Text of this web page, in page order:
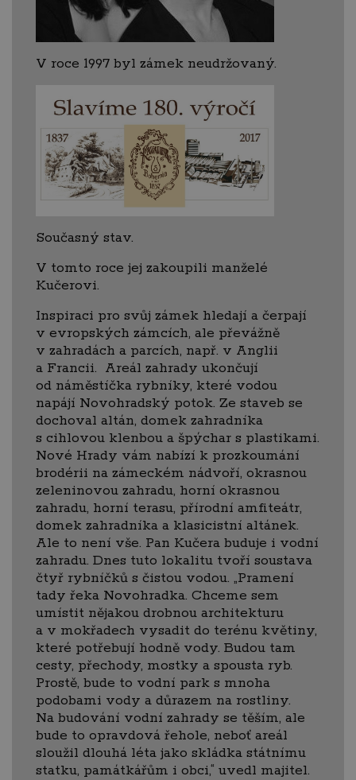
V roce 1997 byl zámek neudržovaný.
Současný stav.
V tomto roce jej zakoupili manželé
Kučerovi.
Inspiraci pro svůj zámek hledají a čerpají
v evropských zámcích, ale převážně
v zahradách a parcích, např. v Anglii
a Francii. Areál zahrady ukončují
od náměstíčka rybníky, které vodou
napájí Novohradský potok. Ze staveb se
dochoval altán, domek zahradníka
s cihlovou klenbou a špýchar s plastikami.
Nové Hrady vám nabízí k prozkoumání
brodérii na zámeckém nádvoří, okrasnou
zeleninovou zahradu, horní okrasnou
zahradu, horní terasu, přírodní amfiteátr,
domek zahradníka a klasicistní altánek.
Ale to není vše. Pan Kučera buduje i vodní
zahradu. Dnes tuto lokalitu tvoří soustava
čtyř rybníčků s čistou vodou. „Pramení
tady řeka Novohradka. Chceme sem
umístit nějakou drobnou architekturu
a v mokřadech vysadit do terénu květiny,
které potřebují hodně vody. Budou tam
cesty, přechody, mostky a spousta ryb.
Prostě, bude to vodní park s mnoha
podobami vody a důrazem na rostliny.
Na budování vodní zahrady se těším, ale
bude to opravdová řehole, neboť areál
sloužil dlouhá léta jako skládka státnímu
statku, památkářům i obci,“ uvedl majitel.